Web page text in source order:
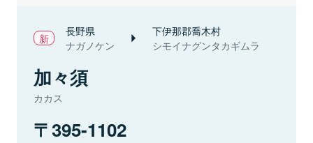
長野県
ナガノケン
下伊那郡喬木村
シモイナグンタカギムラ
加々須
カカス
395-1102